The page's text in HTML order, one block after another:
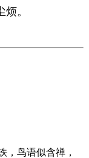
。
，鸟语似含禅，